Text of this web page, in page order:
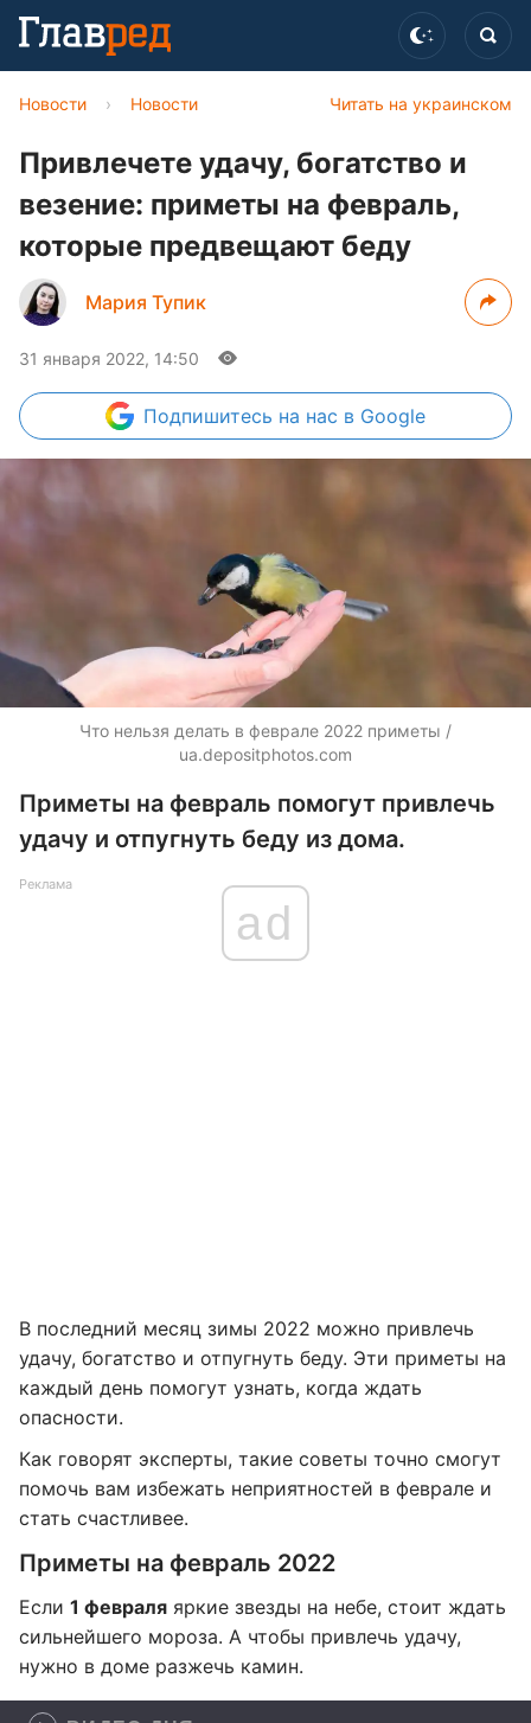
Читать на украинском
Новости › Новости
Привлечете удачу, богатство и
везение: приметы на февраль,
которые предвещают беду
Мария Тупик
31 января 2022, 14:50
Подпишитесь на нас в Google
Что нельзя делать в феврале 2022 приметы /
ua.depositphotos.com
Приметы на февраль помогут привлечь
удачу и отпугнуть беду из дома.
Реклама
ad
В последний месяц зимы 2022 можно привлечь
удачу, богатство и отпугнуть беду. Эти приметы на
каждый день помогут узнать, когда ждать
опасности.
Как говорят эксперты, такие советы точно смогут
помочь вам избежать неприятностей в феврале и
стать счастливее.
Приметы на февраль 2022
Если 1 февраля яркие звезды на небе, стоит ждать
сильнейшего мороза. А чтобы привлечь удачу,
нужно в доме разжечь камин.